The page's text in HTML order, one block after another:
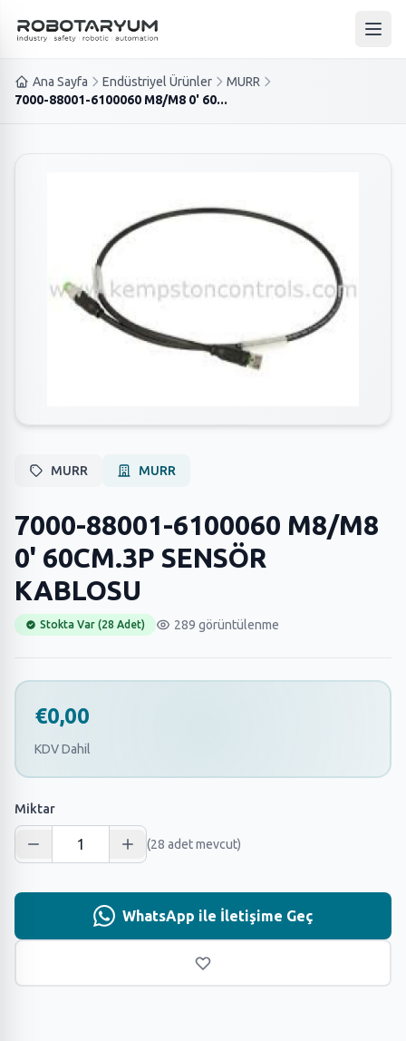
Ana içeriğe geç
Ana
Ana Sayfa Endüstriyel Ürünler
MURR
7000-88001-6100060 M8/M8 0' 60...
MURR MURR
7000-88001-6100060 M8/M8
0' 60CM.3P SENSÖR
KABLOSU
Stokta Var (28 Adet) 289 görüntülenme
€0,00
KDV Dahil
Miktar
(28 adet mevcut)
WhatsApp ile İletişime Geç